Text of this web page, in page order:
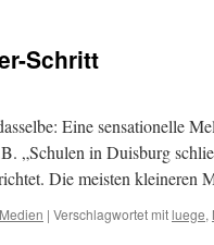
Schritt
Eine sensationelle
„Schulen in Duisburg
Die meisten kleineren
Medien | Verschlagwortet mitluege,